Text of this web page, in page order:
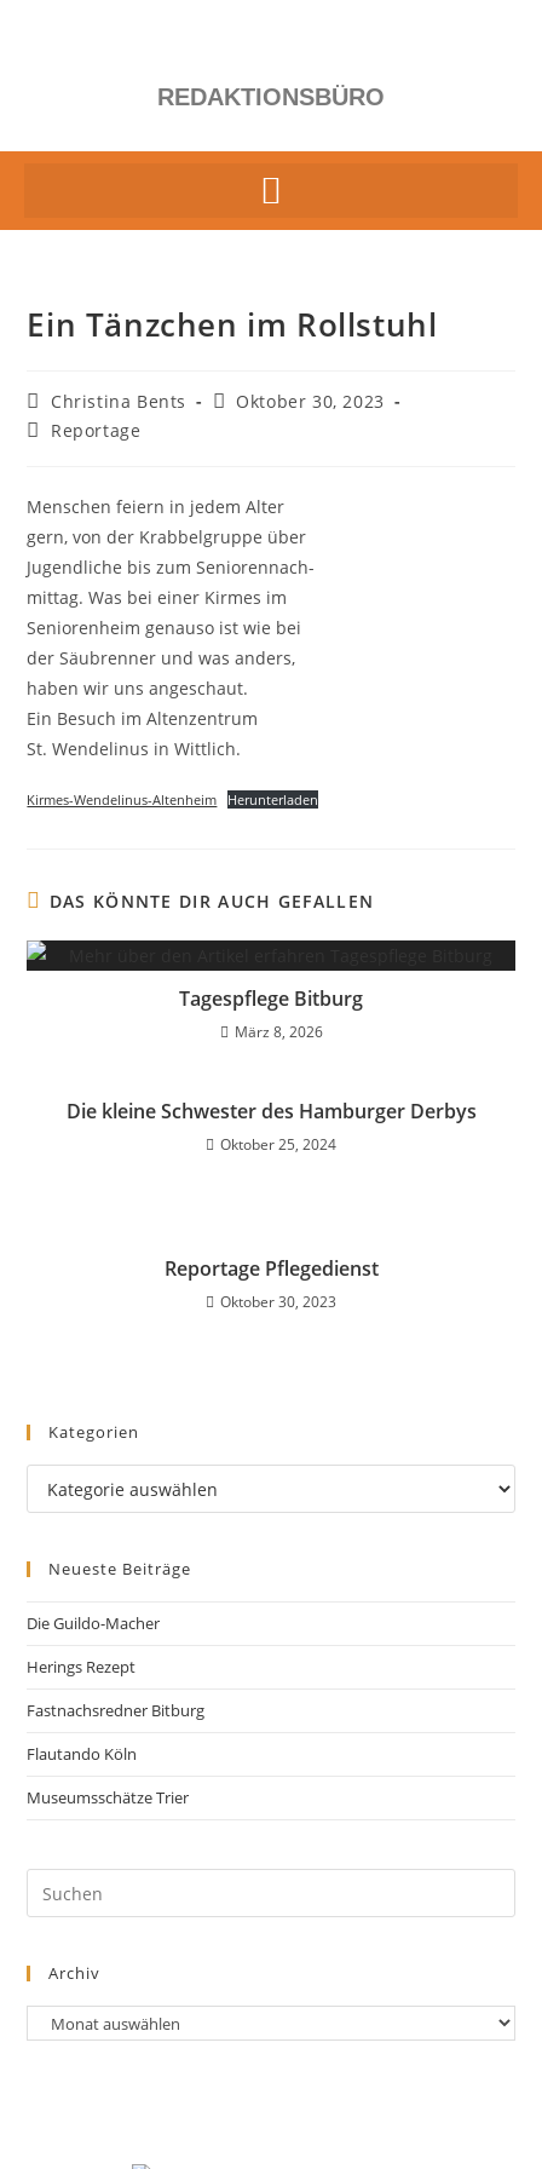
REDAKTIONSBÜRO
Ein Tänzchen im Rollstuhl
Christina Bents
Oktober 30, 2023
Reportage
Menschen feiern in jedem Alter
gern, von der Krabbelgruppe über
Jugendliche bis zum Seniorennach-
mittag. Was bei einer Kirmes im
Seniorenheim genauso ist wie bei
der Säubrenner und was anders,
haben wir uns angeschaut.
Ein Besuch im Altenzentrum
St. Wendelinus in Wittlich.
Kirmes-Wendelinus-Altenheim Herunterladen
DAS KÖNNTE DIR AUCH GEFALLEN
Tagespflege Bitburg
März 8, 2026
Die kleine Schwester des Hamburger Derbys
Oktober 25, 2024
Reportage Pflegedienst
Oktober 30, 2023
Kategorien
Neueste Beiträge
Die Guildo-Macher
Herings Rezept
Fastnachsredner Bitburg
Flautando Köln
Museumsschätze Trier
Archiv